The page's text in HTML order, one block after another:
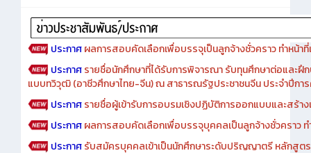
ประกาศผลการสอบคัดเลือกเพื่อบรรจุเป็นลูกจ้างชั่วคราว ทำหน้าที่
ประกาศ รายชื่อนักศึกษาที่ได้รับการพิจารณา รับทุนศึกษาต่อและฝึ
แบบทวิวุฒิ (อาชีวศึกษาไทย-จีน) ณ สาธารณรัฐประชาชนจีน ประจำปีก
ประกาศรายชื่อผู้เข้ารับการอบรมเชิงปฏิบัติการออกแบบและสร้า
ประกาศผลการสอบคัดเลือกเพื่อบรรจุบุคคลเป็นลูกจ้างชั่วคราว ท